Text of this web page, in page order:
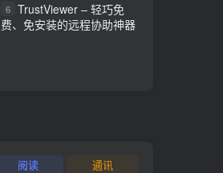
6 TrustViewer – 轻巧免
费、免安装的远程协助神器
阅读
通讯